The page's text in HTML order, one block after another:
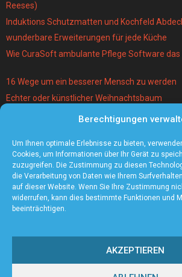
Berechtigungen
Um Ihnen optimale Erlebnisse zu bieten,
Cookies, um Informationen über Ihr Gerät zu
zuzugreifen. Die Zustimmung zu diesen
die Verarbeitung von Daten wie Ihrem
auf dieser Website. Wenn Sie Ihre Zustimmung
widerrufen, kann dies bestimmte Funktionen und
beeinträchtigen.
AKZEPTIEREN
Reeses)
Induktions Schutzmatten und Kochfeld
wunderbare Erweiterungen für jede Küche
Wie CuraSoft ambulante Pflege Software
16 Wege um ein besserer Mensch zu werden
Echter oder künstlicher Weihnachtsbaum
Warum lohnt es sich einen Magier und
Die 5 angesagtesten Schmuck-Trends 2021